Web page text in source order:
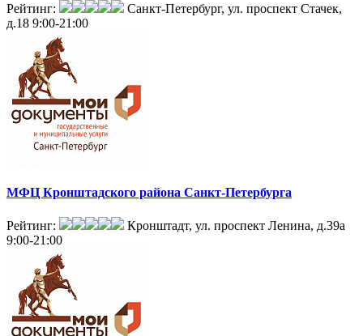
Рейтинг:
Санкт-Петербург, ул. проспект Стачек,
д.18 9:00-21:00
МФЦ Кронштадского района Санкт-Петербурга
Рейтинг:
Кронштадт, ул. проспект Ленина, д.39а
9:00-21:00